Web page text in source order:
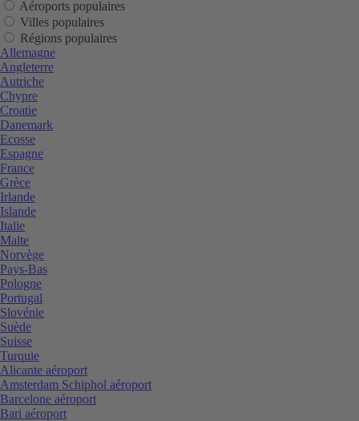
Aéroports populaires
Villes populaires
Régions populaires
Allemagne
Angleterre
Autriche
Chypre
Croatie
Danemark
Ecosse
Espagne
France
Grèce
Irlande
Islande
Italie
Malte
Norvège
Pays-Bas
Pologne
Portugal
Slovénie
Suède
Suisse
Turquie
Alicante aéroport
Amsterdam Schiphol aéroport
Barcelone aéroport
Bari aéroport